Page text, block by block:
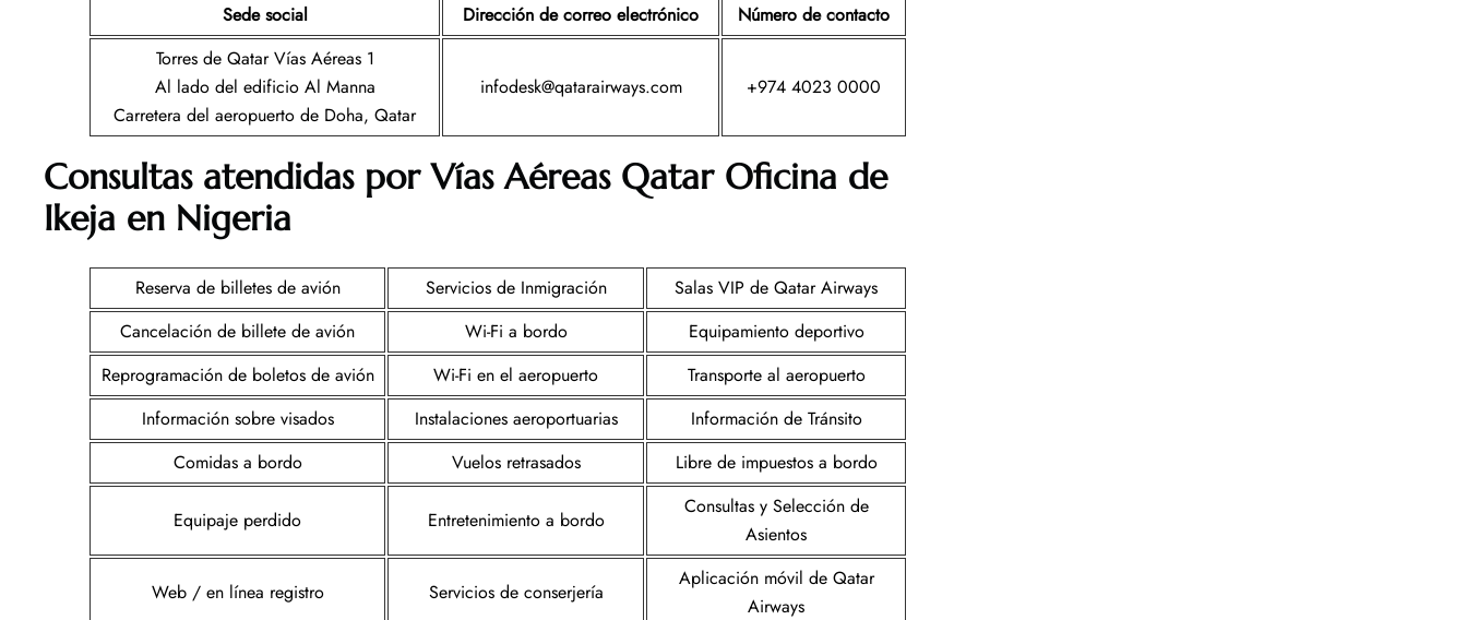
Sede social Dirección de correo electrónico
Número de contacto
Torres de Qatar Vías Aéreas 1
Al lado del edificio Al Manna
Carretera del aeropuerto de Doha, Qatar
infodesk@qatarairways.com +974 4023 0000
Consultas atendidas por Vías Aéreas Qatar Oficina de
Ikeja en Nigeria
Reserva de billetes de avión Servicios de Inmigración
Salas VIP de Qatar Airways
Cancelación de billete de avión
Wi-Fi a bordo
Equipamiento deportivo
Reprogramación de boletos de avión
Wi-Fi en el aeropuerto
Transporte al aeropuerto
Información sobre visados
Instalaciones aeroportuarias
Información de Tránsito
Comidas a bordo
Vuelos retrasados Libre de impuestos a bordo
Equipaje perdido Entretenimiento a bordo
Consultas y Selección de
Asientos
Web / en línea registro Servicios de conserjería
Aplicación móvil de Qatar
Airways